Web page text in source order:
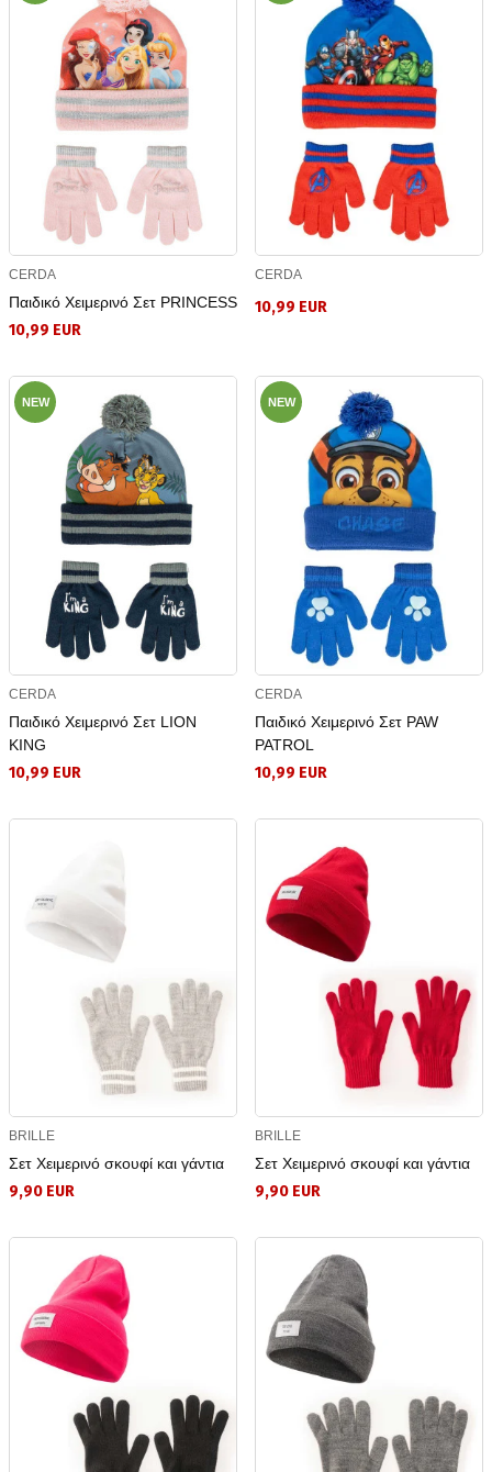
CERDA
Παιδικό Χειμερινό Σετ PRINCESS
10,99 EUR
CERDA
10,99 EUR
NEW
CERDA
Παιδικό Χειμερινό Σετ LION
KING
10,99 EUR
NEW
CERDA
Παιδικό Χειμερινό Σετ PAW
PATROL
10,99 EUR
BRILLE
Σετ Χειμερινό σκουφί και γάντια
9,90 EUR
BRILLE
Σετ Χειμερινό σκουφί και γάντια
9,90 EUR